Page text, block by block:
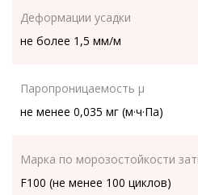
Деформации усадки
не более 1,5 мм/м
Паропроницаемость µ
не менее 0,035 мг (м·ч·Па)
Марка по морозостойкости
F100 (не менее 100 циклов)